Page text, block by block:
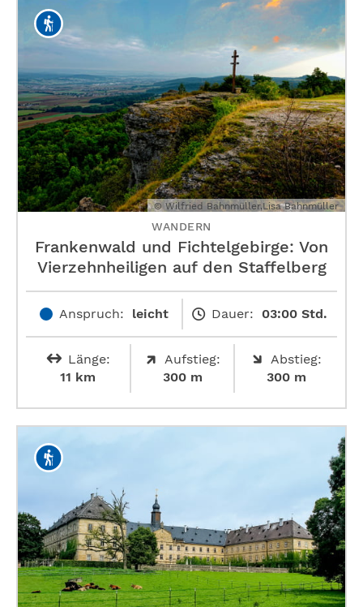
© Wilfried Bahnmüller,Lisa Bahnmüller
WANDERN
Frankenwald und Fichtelgebirge: Von
Vierzehnheiligen auf den Staffelberg
Anspruch: leicht Dauer: 03:00 Std.
Länge:
11 km
Aufstieg:
300 m
Abstieg:
300 m